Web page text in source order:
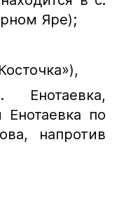
Яре);
Енотаевка по
напротив